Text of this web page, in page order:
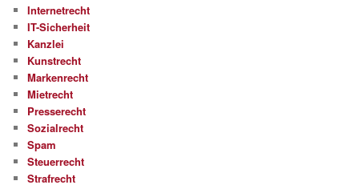
Internetrecht
IT-Sicherheit
Kanzlei
Kunstrecht
Markenrecht
Mietrecht
Presserecht
Sozialrecht
Spam
Steuerrecht
Strafrecht